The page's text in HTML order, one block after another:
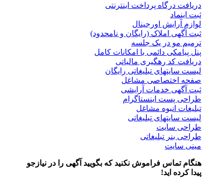
دریافت درگاه پرداخت اینترنتی
ثبت اینماد
لوازم آرایش اورجینال
ثبت آگهی املاک (رایگان و نامحدود)
ترمیم مو در یک جلسه
پنل پیامکی دائمی با امکانات کامل
دریافت کد رهگیری مالیاتی
لیست سایتهای تبلیغاتی رایگان
صفحه اختصاصی مشاغل
ثبت آگهی خدمات آرایشی
طراحی پست اینستاگرام
تبلیغات انبوه مشاغل
لیست سایتهای تبلیغاتی
طراحی سایت
طراحی بنر تبلیغاتی
مینی سایت
هنگام تماس فراموش نکنید که بگویید آگهی را در نیازجو
پیدا کرده اید!